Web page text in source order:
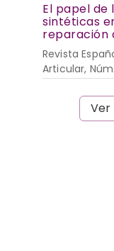
El papel de
sintéticas
reparación
Revista
Articular,
Ver